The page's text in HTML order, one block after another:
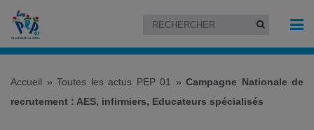
Accueil » Toutes les actus PEP 01 » Campagne Nationale de
recrutement : AES, infirmiers, Educateurs spécialisés